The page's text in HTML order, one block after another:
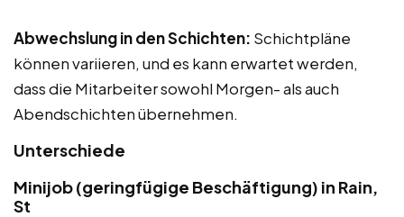
Abwechslung in den Schichten: Schichtpläne
können variieren, und es kann erwartet werden,
dass die Mitarbeiter sowohl Morgen- als auch
Abendschichten übernehmen.
Unterschiede
Minijob (geringfügige Beschäftigung) in Rain,
St